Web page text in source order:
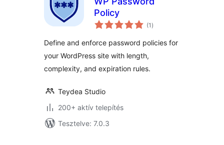
Policy
(1 értékelés
összesen
)
Define and enforce password policies for
your WordPress site with length,
complexity, and expiration rules.
Teydea Studio
200+ aktív telepítés
Tesztelve: 7.0.3